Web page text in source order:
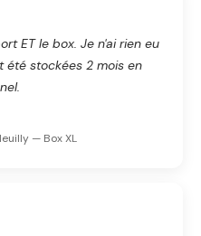
ET le box. Je n'ai rien eu
été stockées 2 mois en
— Box XL